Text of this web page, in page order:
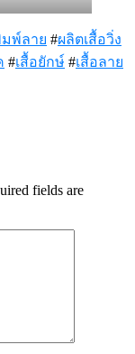
มพ์ลาย #ผลิตเสื้อวิ่ง
#เสื้อยักษ์ #เสื้อลาย
fields are